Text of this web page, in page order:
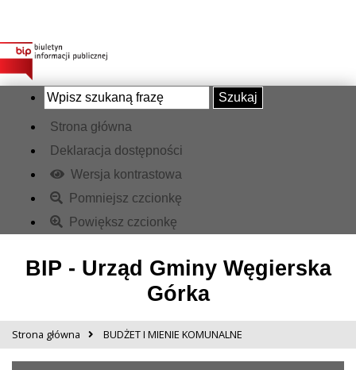
Szukaj
Strona główna
Deklaracja dostępności
Wersja kontrastowa
Pomniejsz czcionkę
Powiększ czcionkę
BIP - Urząd Gminy Węgierska
Górka
Strona główna BUDŻET I MIENIE KOMUNALNE